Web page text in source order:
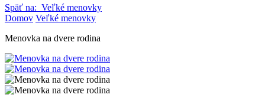
Späť na: Veľké menovky
Domov Veľké menovky
Menovka na dvere rodina